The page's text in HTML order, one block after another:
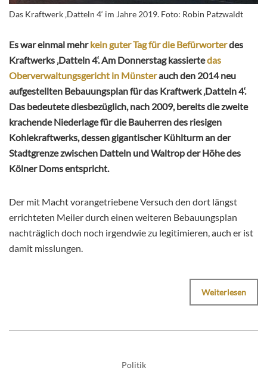
Das Kraftwerk ‚Datteln 4‘ im Jahre 2019. Foto: Robin Patzwaldt
Es war einmal mehrkein guter Tag für die Befürworterdes
Kraftwerks ‚Datteln 4‘. Am Donnerstag kassiertedas
Oberverwaltungsgericht in Münsterauch den 2014 neu
aufgestellten Bebauungsplan für das Kraftwerk ‚Datteln 4‘.
Das bedeutete diesbezüglich, nach 2009, bereits die zweite
krachende Niederlage für die Bauherren des riesigen
Kohlekraftwerks, dessen gigantischer Kühlturm an der
Stadtgrenze zwischen Datteln und Waltrop der Höhe des
Kölner Doms entspricht.
Der mit Macht vorangetriebene Versuch den dort längst
errichteten Meiler durch einen weiteren Bebauungsplan
nachträglich doch noch irgendwie zu legitimieren, auch er ist
damit misslungen.
Weiterlesen
Politik